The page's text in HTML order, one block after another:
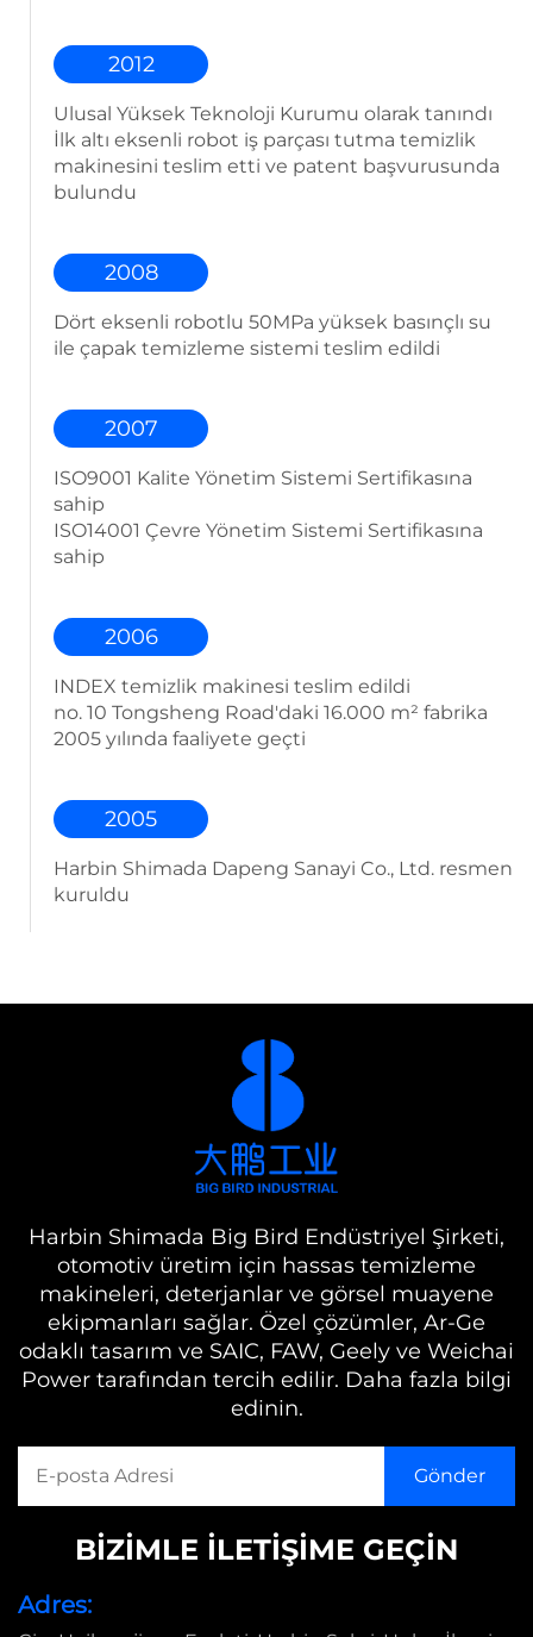
2012
Ulusal Yüksek Teknoloji Kurumu olarak tanındı
İlk altı eksenli robot iş parçası tutma temizlik
makinesini teslim etti ve patent başvurusunda
bulundu
2008
Dört eksenli robotlu 50MPa yüksek basınçlı su
ile çapak temizleme sistemi teslim edildi
2007
ISO9001 Kalite Yönetim Sistemi Sertifikasına
sahip
ISO14001 Çevre Yönetim Sistemi Sertifikasına
sahip
2006
INDEX temizlik makinesi teslim edildi
no. 10 Tongsheng Road'daki 16.000 m² fabrika
2005 yılında faaliyete geçti
2005
Harbin Shimada Dapeng Sanayi Co., Ltd. resmen
kuruldu
Harbin Shimada Big Bird Endüstriyel Şirketi,
otomotiv üretim için hassas temizleme
makineleri, deterjanlar ve görsel muayene
ekipmanları sağlar. Özel çözümler, Ar-Ge
odaklı tasarım ve SAIC, FAW, Geely ve Weichai
Power tarafından tercih edilir. Daha fazla bilgi
edinin.
BİZİMLE İLETİŞİME GEÇİN
Adres: